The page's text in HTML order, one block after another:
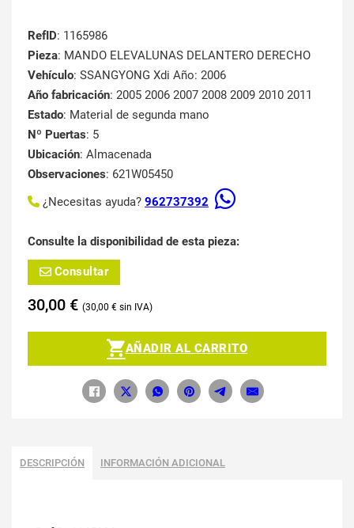
RefID: 1165986
Pieza: MANDO ELEVALUNAS DELANTERO DERECHO
Vehículo: SSANGYONG Xdi Año: 2006
Año fabricación: 2005 2006 2007 2008 2009 2010 2011
Estado: Material de segunda mano
Nº Puertas: 5
Ubicación: Almacenada
Observaciones: 621W05450
¿Necesitas ayuda? 962737392
Consulte la disponibilidad de esta pieza:
Consultar
30,00 € 30,00 €
AÑADIR AL CARRITO
DESCRIPCIÓN INFORMACIÓN ADICIONAL